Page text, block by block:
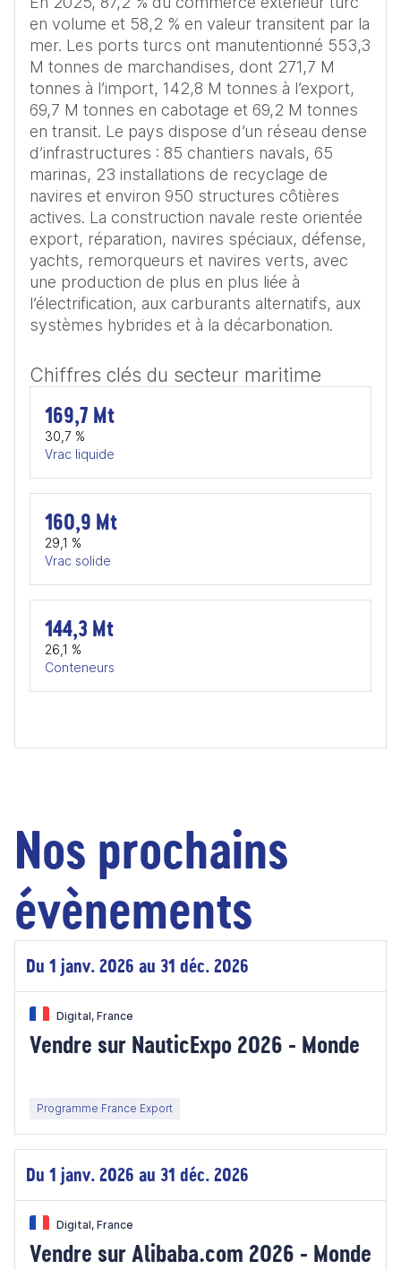
en volume et 58,2 % en valeur transitent par la
mer. Les ports turcs ont manutentionné 553,3
M tonnes de marchandises, dont 271,7 M
tonnes à l’import, 142,8 M tonnes à l’export,
69,7 M tonnes en cabotage et 69,2 M tonnes
en transit. Le pays dispose d’un réseau dense
d’infrastructures : 85 chantiers navals, 65
marinas, 23 installations de recyclage de
navires et environ 950 structures côtières
actives. La construction navale reste orientée
export, réparation, navires spéciaux, défense,
yachts, remorqueurs et navires verts, avec
une production de plus en plus liée à
l’électrification, aux carburants alternatifs, aux
systèmes hybrides et à la décarbonation.
Chiffres clés du secteur maritime
169,7 Mt
30,7 %
Vrac liquide
160,9 Mt
29,1 %
Vrac solide
144,3 Mt
26,1 %
Conteneurs
Nos prochains
évènements
Du 1 janv. 2026 au 31 déc. 2026
Digital, France
Vendre sur NauticExpo 2026 - Monde
Programme France Export
Du 1 janv. 2026 au 31 déc. 2026
Digital, France
Vendre sur Alibaba.com 2026 - Monde